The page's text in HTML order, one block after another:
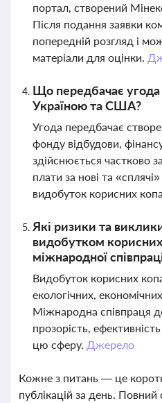
портал, створений
Після подання заявки
попередній розгляд і
матеріали для оцінки.
Що передбачає
Україною та США?
Угода передбачає
фонду відбудови,
здійснюється частково
плати за нові та «сплячі»
видобуток корисних
Які ризики та виклики
видобутком
міжнародної
Видобуток корисних
екологічних,
Міжнародна співпраця
прозорість,
цю сферу. Джерело
Кожне з питань — це
публікацій за день.